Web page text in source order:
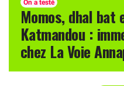
On a testé
Momos, dhal bat
Katmandou :
chez La Voie